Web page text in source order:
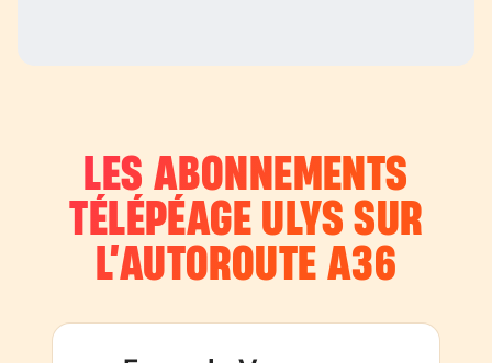
LES ABONNEMENTS
TÉLÉPÉAGE ULYS SUR
L’AUTOROUTE A36